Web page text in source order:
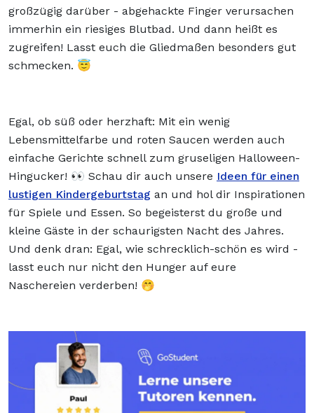
großzügig darüber - abgehackte Finger verursachen
immerhin ein riesiges Blutbad. Und dann heißt es
zugreifen! Lasst euch die Gliedmaßen besonders gut
schmecken. 😇
Egal, ob süß oder herzhaft: Mit ein wenig
Lebensmittelfarbe und roten Saucen werden auch
einfache Gerichte schnell zum gruseligen Halloween-
Hingucker! 👀 Schau dir auch unsere Ideen für einen
lustigen Kindergeburtstag an und hol dir Inspirationen
für Spiele und Essen. So begeisterst du große und
kleine Gäste in der schaurigsten Nacht des Jahres.
Und denk dran: Egal, wie schrecklich-schön es wird -
lasst euch nur nicht den Hunger auf eure
Naschereien verderben! 🤭